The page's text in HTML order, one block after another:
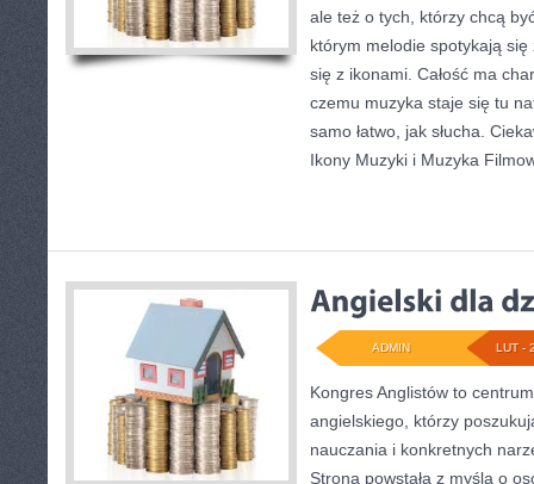
ale też o tych, którzy chcą
którym melodie spotykają się
się z ikonami. Całość ma
czemu muzyka staje się tu
samo łatwo, jak słucha.
Ikony Muzyki i Muzyka
LUT -
ADMIN
Kongres Anglistów to
angielskiego, którzy
nauczania i konkretnych
Strona powstała z myślą o